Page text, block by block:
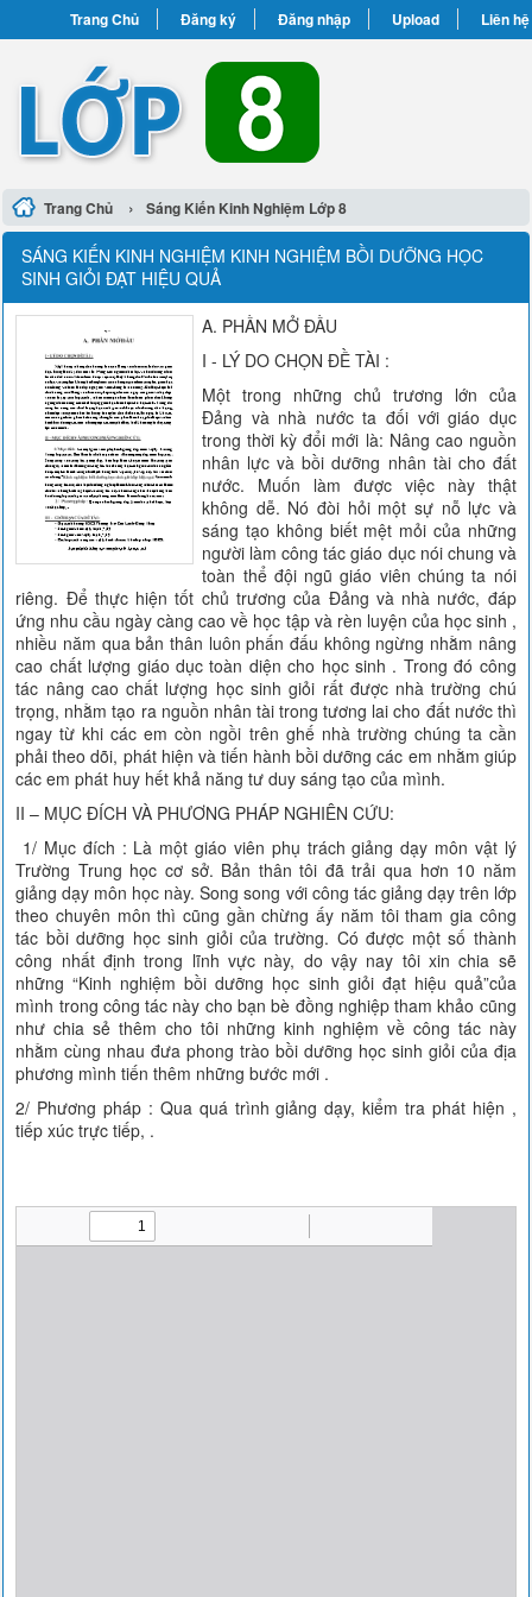
Trang Chủ Đăng ký Đăng nhập Upload Liên hệ
Trang Chủ › Sáng Kiến Kinh Nghiệm Lớp 8
SÁNG KIẾN KINH NGHIỆM KINH NGHIỆM BỒI DƯỠNG HỌC
SINH GIỎI ĐẠT HIỆU QUẢ
A. PHẦN MỞ ĐẦU
I - LÝ DO CHỌN ĐỀ TÀI :
Một trong những chủ trương lớn của
Đảng và nhà nước ta đối với giáo dục
trong thời kỳ đổi mới là: Nâng cao nguồn
nhân lực và bồi dưỡng nhân tài cho đất
nước. Muốn làm được việc này thật
không dễ. Nó đòi hỏi một sự nỗ lực và
sáng tạo không biết mệt mỏi của những
người làm công tác giáo dục nói chung và
toàn thể đội ngũ giáo viên chúng ta nói
riêng. Để thực hiện tốt chủ trương của Đảng và nhà nước, đáp
ứng nhu cầu ngày càng cao về học tập và rèn luyện của học sinh ,
nhiều năm qua bản thân luôn phấn đấu không ngừng nhằm nâng
cao chất lượng giáo dục toàn diện cho học sinh . Trong đó công
tác nâng cao chất lượng học sinh giỏi rất được nhà trường chú
trọng, nhằm tạo ra nguồn nhân tài trong tương lai cho đất nước thì
ngay từ khi các em còn ngồi trên ghế nhà trường chúng ta cần
phải theo dõi, phát hiện và tiến hành bồi dưỡng các em nhằm giúp
các em phát huy hết khả năng tư duy sáng tạo của mình.
II – MỤC ĐÍCH VÀ PHƯƠNG PHÁP NGHIÊN CỨU:
1/ Mục đích : Là một giáo viên phụ trách giảng dạy môn vật lý
Trường Trung học cơ sở. Bản thân tôi đã trải qua hơn 10 năm
giảng dạy môn học này. Song song với công tác giảng dạy trên lớp
theo chuyên môn thì cũng gần chừng ấy năm tôi tham gia công
tác bồi dưỡng học sinh giỏi của trường. Có được một số thành
công nhất định trong lĩnh vực này, do vậy nay tôi xin chia sẽ
những “Kinh nghiệm bồi dưỡng học sinh giỏi đạt hiệu quả”của
mình trong công tác này cho bạn bè đồng nghiệp tham khảo cũng
như chia sẻ thêm cho tôi những kinh nghiệm về công tác này
nhằm cùng nhau đưa phong trào bồi dưỡng học sinh giỏi của địa
phương mình tiến thêm những bước mới .
2/ Phương pháp : Qua quá trình giảng dạy, kiểm tra phát hiện ,
tiếp xúc trực tiếp, .